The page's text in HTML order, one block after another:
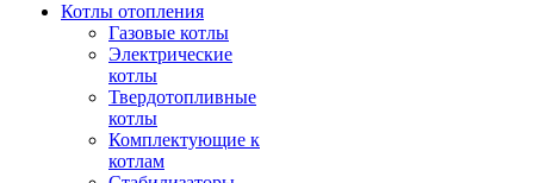
Котлы отопления
Газовые котлы
Электрические
котлы
Твердотопливные
котлы
Комплектующие к
котлам